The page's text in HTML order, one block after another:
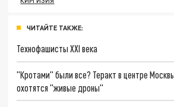
ЧИТАЙТЕ ТАКЖЕ:
Технофашисты XXI века
"Кротами" были все? Теракт в центре
охотятся "живые дроны"